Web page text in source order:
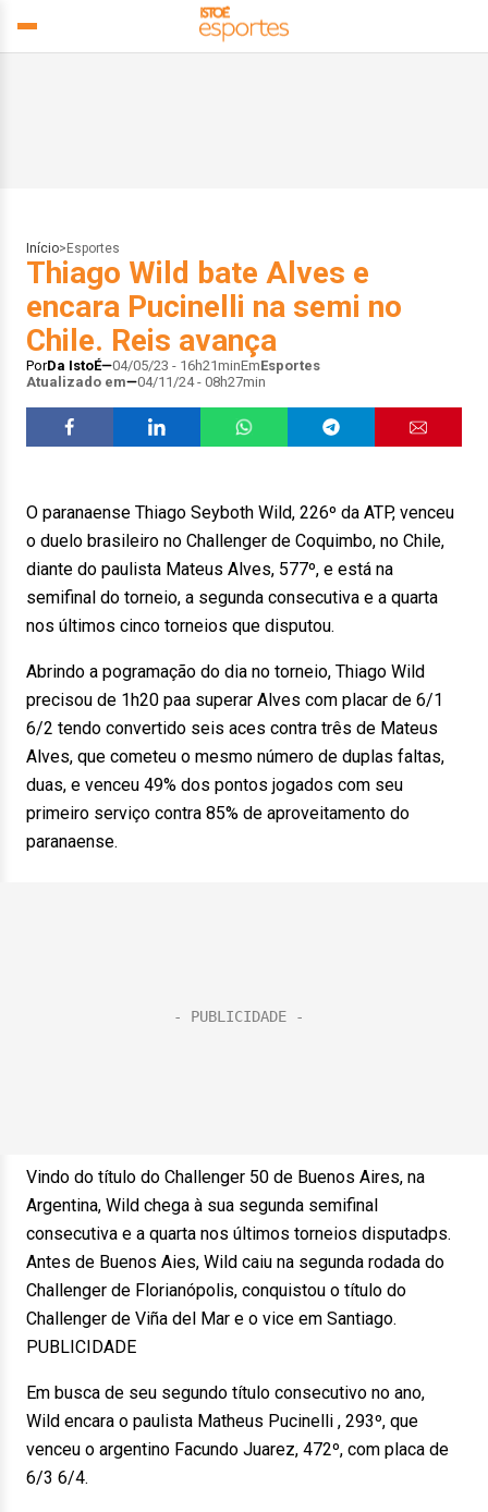
Início> Esportes
Thiago Wild bate Alves e
encara Pucinelli na semi no
Chile. Reis avança
PorDa IstoÉ 04/05/23 - 16h21minEmEsportes
Atualizado em
04/11/24 - 08h27min
O paranaense Thiago Seyboth Wild, 226º da ATP, venceu
o duelo brasileiro no Challenger de Coquimbo, no Chile,
diante do paulista Mateus Alves, 577º, e está na
semifinal do torneio, a segunda consecutiva e a quarta
nos últimos cinco torneios que disputou.
Abrindo a pogramação do dia no torneio, Thiago Wild
precisou de 1h20 paa superar Alves com placar de 6/1
6/2 tendo convertido seis aces contra três de Mateus
Alves, que cometeu o mesmo número de duplas faltas,
duas, e venceu 49% dos pontos jogados com seu
primeiro serviço contra 85% de aproveitamento do
paranaense.
Vindo do título do Challenger 50 de Buenos Aires, na
Argentina, Wild chega à sua segunda semifinal
consecutiva e a quarta nos últimos torneios disputadps.
Antes de Buenos Aies, Wild caiu na segunda rodada do
Challenger de Florianópolis, conquistou o título do
Challenger de Viña del Mar e o vice em Santiago.
PUBLICIDADE
Em busca de seu segundo título consecutivo no ano,
Wild encara o paulista Matheus Pucinelli , 293º, que
venceu o argentino Facundo Juarez, 472º, com placa de
6/3 6/4.